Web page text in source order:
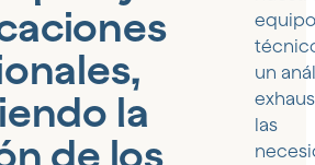
la
de los
equipo
un
las